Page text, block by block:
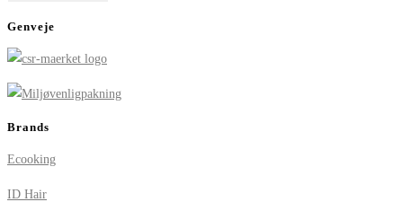
Genveje
Brands
Ecooking
ID Hair